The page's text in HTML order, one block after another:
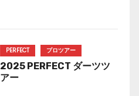
PERFECT プロツアー
2025 PERFECT ダーツツ
アー